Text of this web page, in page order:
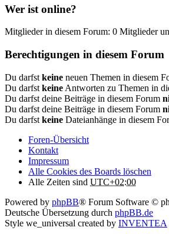
Wer ist online?
Mitglieder in diesem Forum: 0 Mitglieder
Berechtigungen in diesem Forum
Du darfst keine neuen Themen in diesem
Du darfst keine Antworten zu Themen in
Du darfst deine Beiträge in diesem Forum
Du darfst deine Beiträge in diesem Forum
Du darfst keine Dateianhänge in diesem
Foren-Übersicht
Kontakt
Impressum
Alle Cookies des Boards löschen
Alle Zeiten sind UTC+02:00
Powered by phpBB® Forum Software ©
Deutsche Übersetzung durch phpBB.de
Style we_universal created by INVENTEA